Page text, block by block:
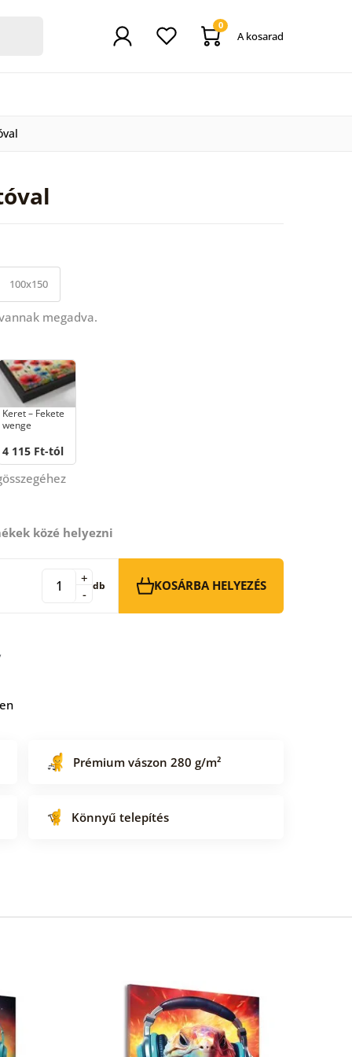
0
A kosarad
100x150
megadva.
Keret – Fekete
wenge
4 115 Ft-tól
közé helyezni
-
+ db KOSÁRBA HELYEZÉS
Prémium vászon 280 g/m²
Könnyű telepítés